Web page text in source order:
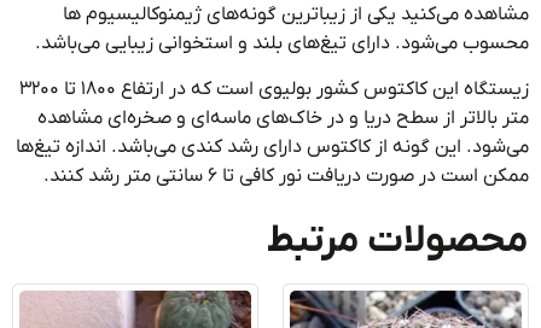
می‌کنید یکی از زیباترین گونه‌های ژیمنوکالیسیوم ها
می‌شود. دارای تیغ‌های بلند و استخوانی زیبایی می‌باشد.
زیستگاه این کاکتوس کشور بولیوی است که در ارتفاع ۱۸۰۰ تا ۳۲۰۰
بالاتر از سطح دریا و در خاک‌های ماسه‌ای و صخره‌ای مشاهده
این گونه از کاکتوس دارای رشد کندی می‌باشد. اندازه تیغ‌ها
در صورت دریافت نور کافی تا ۶ سانتی متر رشد کنند.
مرتبط